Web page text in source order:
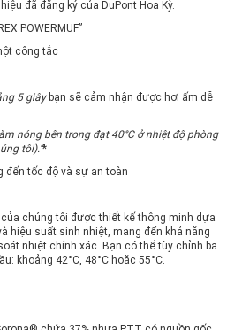
đã đăng ký của DuPont Hoa Kỳ.
POWERMUF”
công tắc
5 giâybạn sẽ cảm nhận được hơi ấm dễ
nóng bên trong đạt 40°C ở nhiệt độ phòng
tôi).”*
đến tốc độ và sự an toàn
chúng tôi được thiết kế thông minh dựa
hiệu suất sinh nhiệt, mang đến khả năng
nhiệt chính xác. Bạn có thể tùy chỉnh ba
khoảng 42°C, 48°C hoặc 55°C.